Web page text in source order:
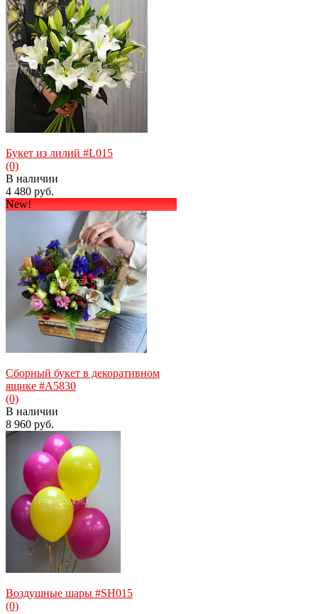
избранное сравнить
избранное сравнить
Букет из лилий #L015
(0)
В наличии
4 480 руб.
New!
избранное сравнить
Сборный букет в декоративном
ящике #A5830
(0)
В наличии
8 960 руб.
Воздушные шары #SH015
(0)